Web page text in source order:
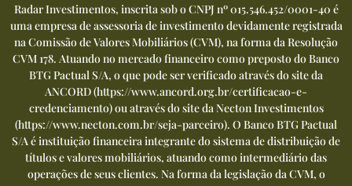
Radar Investimentos, inscrita sob o CNPJ nº 015.546.452/0001-40 é
uma empresa de assessoria de investimento devidamente registrada
na Comissão de Valores Mobiliários (CVM), na forma da Resolução
CVM 178. Atuando no mercado financeiro como preposto do Banco
BTG Pactual S/A, o que pode ser verificado através do site da
ANCORD (https://www.ancord.org.br/certificacao-e-
credenciamento) ou através do site da Necton Investimentos
(https://www.necton.com.br/seja-parceiro). O Banco BTG Pactual
S/A é instituição financeira integrante do sistema de distribuição de
títulos e valores mobiliários, atuando como intermediário das
operações de seus clientes. Na forma da legislação da CVM, o